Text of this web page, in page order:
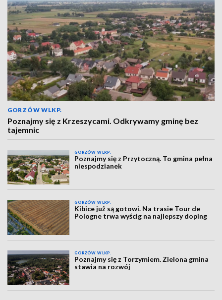
GORZÓW WLKP.
Poznajmy się z Krzeszycami. Odkrywamy gminę bez
tajemnic
GORZÓW WLKP.
Poznajmy się z Przytoczną. To gmina pełna
niespodzianek
GORZÓW WLKP.
Kibice już są gotowi. Na trasie Tour de
Pologne trwa wyścig na najlepszy doping
GORZÓW WLKP.
Poznajmy się z Torzymiem. Zielona gmina
stawia na rozwój